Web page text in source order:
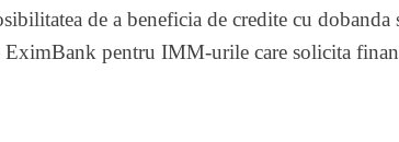
de a beneficia de credite cu
EximBank pentru IMM-urile care solicita